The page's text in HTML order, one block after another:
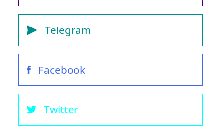
Telegram
Facebook
Twitter